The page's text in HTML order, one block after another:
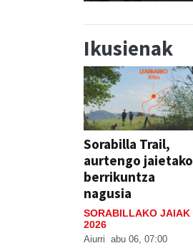
Ikusienak
Sorabilla Trail,
aurtengo jaietako
berrikuntza
nagusia
SORABILLAKO JAIAK
2026
Aiurri abu 06, 07:00